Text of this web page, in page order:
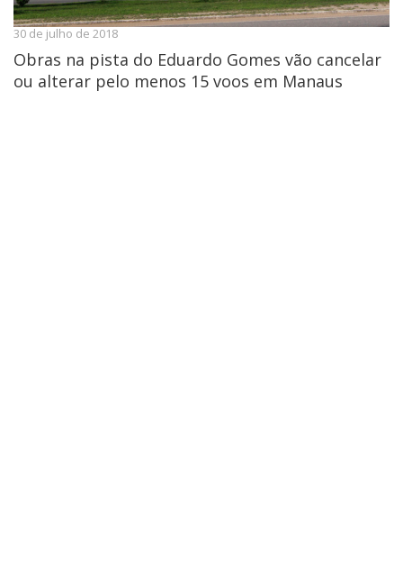
30 de julho de 2018
Obras na pista do Eduardo Gomes vão cancelar
ou alterar pelo menos 15 voos em Manaus